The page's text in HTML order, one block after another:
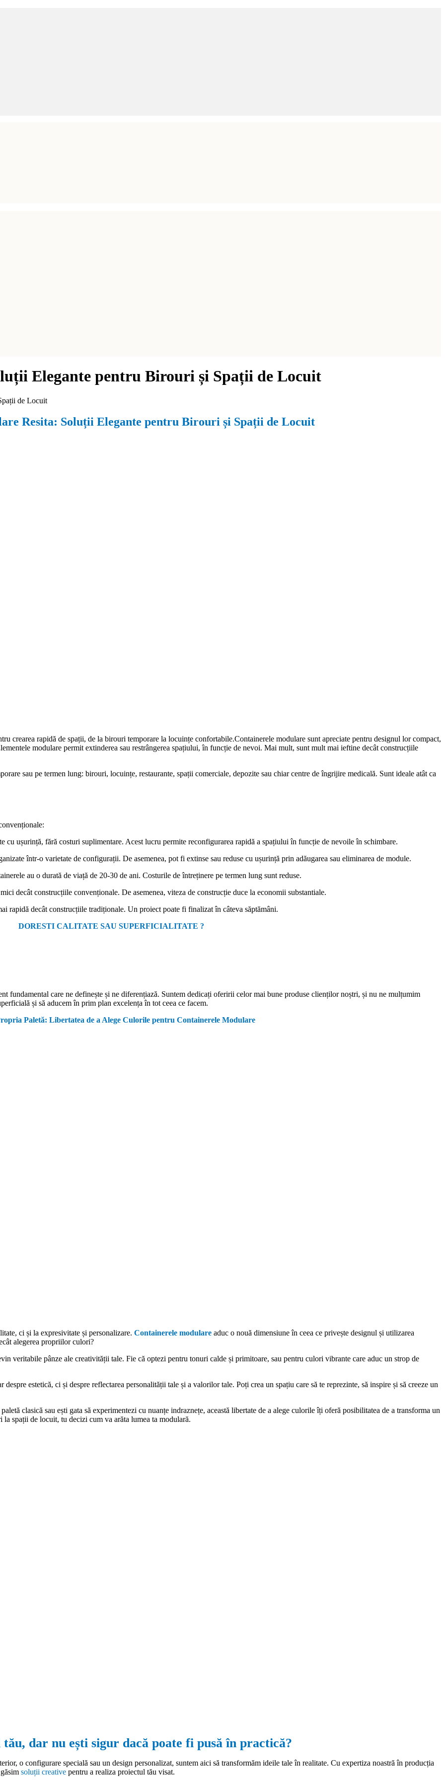
Elegante pentru Birouri și Spații de Locuit
de Locuit
Resita: Soluții Elegante pentru Birouri și Spații de Locuit
crearea rapidă de spații, de la birouri temporare la locuințe confortabile.Containerele modulare sunt apreciate pentru designul lor compact,
modulare permit extinderea sau restrângerea spațiului, în funcție de nevoi. Mai mult, sunt mult mai ieftine decât construcțiile
sau pe termen lung: birouri, locuințe, restaurante, spații comerciale, depozite sau chiar centre de îngrijire medicală. Sunt ideale atât ca
cu ușurință, fără costuri suplimentare. Acest lucru permite reconfigurarea rapidă a spațiului în funcție de nevoile în schimbare.
într-o varietate de configurații. De asemenea, pot fi extinse sau reduse cu ușurință prin adăugarea sau eliminarea de module.
au o durată de viață de 20-30 de ani. Costurile de întreținere pe termen lung sunt reduse.
decât construcțiile convenționale. De asemenea, viteza de construcție duce la economii substantiale.
rapidă decât construcțiile tradiționale. Un proiect poate fi finalizat în câteva săptămâni.
DORESTI CALITATE SAU SUPERFICIALITATE ?
fundamental care ne definește și ne diferențiază. Suntem dedicați oferirii celor mai bune produse clienților noștri, și nu ne mulțumim
și să aducem în prim plan excelența în tot ceea ce facem.
Paletă: Libertatea de a Alege Culorile pentru Containerele Modulare
ci și la expresivitate și personalizare. Containerele modulare aduc o nouă dimensiune în ceea ce privește designul și utilizarea
alegerea propriilor culori?
veritabile pânze ale creativității tale. Fie că optezi pentru tonuri calde și primitoare, sau pentru culori vibrante care aduc un strop de
estetică, ci și despre reflectarea personalității tale și a valorilor tale. Poți crea un spațiu care să te reprezinte, să inspire și să creeze un
clasică sau ești gata să experimentezi cu nuanțe indraznețe, această libertate de a alege culorile îți oferă posibilitatea de a transforma un
spații de locuit, tu decizi cum va arăta lumea ta modulară.
dar nu ești sigur dacă poate fi pusă în practică?
o configurare specială sau un design personalizat, suntem aici să transformăm ideile tale în realitate. Cu expertiza noastră în producția
soluții creative pentru a realiza proiectul tău visat.